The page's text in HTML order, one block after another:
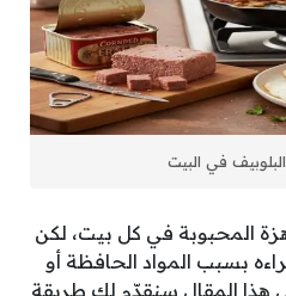
في البيت
المحبوبة في كل بيت، لكن
بسبب المواد الحافظة أو
هذا المقال سنقدّم لكِ طريقة